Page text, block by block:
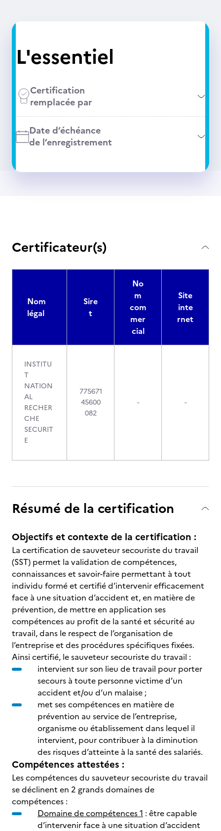
L'essentiel
Certification
remplacée par
Date d’échéance
de l’enregistrement
Certificateur(s)
Nom
légal
Sire
t
No
m
com
mer
cial
Site
inte
rnet
INSTITU
T
NATION
AL
RECHER
CHE
SECURIT
E
775671
45600
082
- -
Résumé de la certification
Objectifs et contexte de la certification :
La certification de sauveteur secouriste du travail
(SST) permet la validation de compétences,
connaissances et savoir-faire permettant à tout
individu formé et certifié d’intervenir efficacement
face à une situation d’accident et, en matière de
prévention, de mettre en application ses
compétences au profit de la santé et sécurité au
travail, dans le respect de l’organisation de
l’entreprise et des procédures spécifiques fixées.
Ainsi certifié, le sauveteur secouriste du travail :
intervient sur son lieu de travail pour porter
secours à toute personne victime d’un
accident et/ou d’un malaise ;
met ses compétences en matière de
prévention au service de l’entreprise,
organisme ou établissement dans lequel il
intervient, pour contribuer à la diminution
des risques d’atteinte à la santé des salariés.
Compétences attestées :
Les compétences du sauveteur secouriste du travail
se déclinent en 2 grands domaines de
compétences :
Domaine de compétences 1 : être capable
d’intervenir face à une situation d’accident